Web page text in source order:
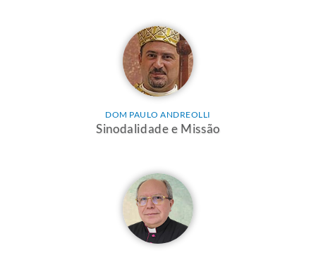
DOM PAULO ANDREOLLI
Sinodalidade e Missão